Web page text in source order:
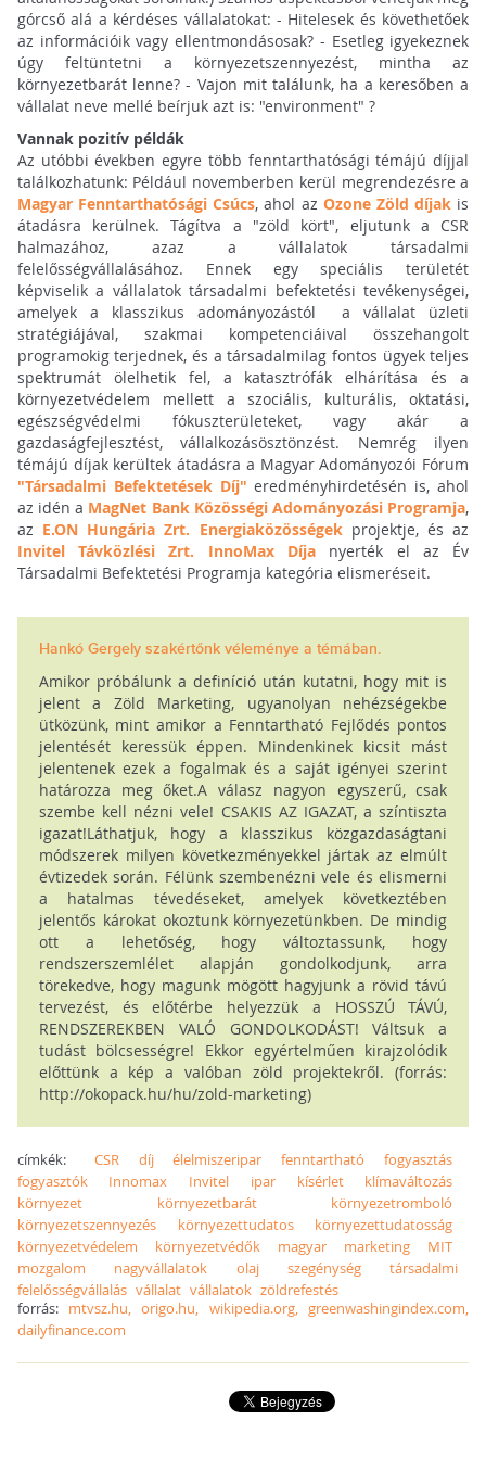
górcső alá a kérdéses vállalatokat: - Hitelesek és követhetőek
az információik vagy ellentmondásosak? - Esetleg igyekeznek
úgy feltüntetni a környezetszennyezést, mintha az
környezetbarát lenne? - Vajon mit találunk, ha a keresőben a
vállalat neve mellé beírjuk azt is: "environment" ?
Vannak pozitív példák
Az utóbbi években egyre több fenntarthatósági témájú díjjal
találkozhatunk: Például novemberben kerül megrendezésre a
Magyar Fenntarthatósági Csúcs, ahol az Ozone Zöld díjak is
átadásra kerülnek. Tágítva a "zöld kört", eljutunk a CSR
halmazához, azaz a vállalatok társadalmi
felelősségvállalásához. Ennek egy speciális területét
képviselik a vállalatok társadalmi befektetési tevékenységei,
amelyek a klasszikus adományozástól a vállalat üzleti
stratégiájával, szakmai kompetenciáival összehangolt
programokig terjednek, és a társadalmilag fontos ügyek teljes
spektrumát ölelhetik fel, a katasztrófák elhárítása és a
környezetvédelem mellett a szociális, kulturális, oktatási,
egészségvédelmi fókuszterületeket, vagy akár a
gazdaságfejlesztést, vállalkozásösztönzést. Nemrég ilyen
témájú díjak kerültek átadásra a Magyar Adományozói Fórum
"Társadalmi Befektetések Díj" eredményhirdetésén is, ahol
az idén a MagNet Bank Közösségi Adományozási Programja,
az E.ON Hungária Zrt. Energiaközösségekprojektje, és az
Invitel Távközlési Zrt. InnoMax Díja nyerték el az Év
Társadalmi Befektetési Programja kategória elismeréseit.
Hankó Gergely szakértőnk véleménye a témában.
Amikor próbálunk a definíció után kutatni, hogy mit is
jelent a Zöld Marketing, ugyanolyan nehézségekbe
ütközünk, mint amikor a Fenntartható Fejlődés pontos
jelentését keressük éppen. Mindenkinek kicsit mást
jelentenek ezek a fogalmak és a saját igényei szerint
határozza meg őket.A válasz nagyon egyszerű, csak
szembe kell nézni vele! CSAKIS AZ IGAZAT, a színtiszta
igazat!Láthatjuk, hogy a klasszikus közgazdaságtani
módszerek milyen következményekkel jártak az elmúlt
évtizedek során. Félünk szembenézni vele és elismerni
a hatalmas tévedéseket, amelyek következtében
jelentős károkat okoztunk környezetünkben. De mindig
ott a lehetőség, hogy változtassunk, hogy
rendszerszemlélet alapján gondolkodjunk, arra
törekedve, hogy magunk mögött hagyjunk a rövid távú
tervezést, és előtérbe helyezzük a HOSSZÚ TÁVÚ,
RENDSZEREKBEN VALÓ GONDOLKODÁST! Váltsuk a
tudást bölcsességre! Ekkor egyértelműen kirajzolódik
előttünk a kép a valóban zöld projektekről. (forrás:
http://okopack.hu/hu/zold-marketing)
címkék: CSR díj élelmiszeripar fenntartható
fogyasztás
fogyasztók
Innomax Invitel ipar kísérlet
klímaváltozás
környezet
környezetbarát
környezetromboló
környezetszennyezés
környezettudatos
környezettudatosság
környezetvédelem
környezetvédők magyar marketing
MIT
mozgalom
nagyvállalatok olaj szegénység
társadalmi
felelősségvállalás vállalat vállalatok zöldrefestés
forrás: mtvsz.hu, origo.hu, wikipedia.org, greenwashingindex.com,
dailyfinance.com